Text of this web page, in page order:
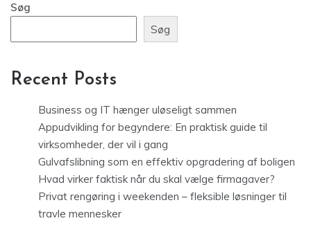
Søg
Søg
Recent Posts
Business og IT hænger uløseligt sammen
Appudvikling for begyndere: En praktisk guide til
virksomheder, der vil i gang
Gulvafslibning som en effektiv opgradering af boligen
Hvad virker faktisk når du skal vælge firmagaver?
Privat rengøring i weekenden – fleksible løsninger til
travle mennesker